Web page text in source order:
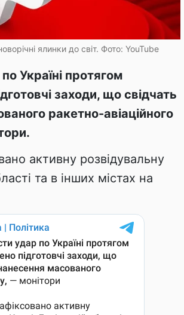
ялинки до світ. Фото: YouTube
Україні протягом
заходи, що свідчать
ракетно-авіаційного
активну розвідувальну
та в інших містах на